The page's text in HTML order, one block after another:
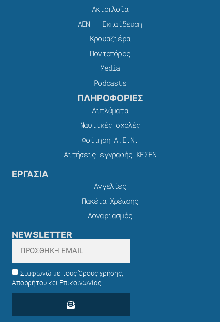
Ακτοπλοϊα
ΑΕΝ – Εκπαίδευση
Κρουαζιέρα
Ποντοπόρος
Media
Podcasts
ΠΛΗΡΟΦΟΡΙΕΣ
Διπλώματα
Ναυτικές σχολές
Φοίτηση Α.Ε.Ν.
Αιτήσεις εγγραφής ΚΕΣΕΝ
ΕΡΓΑΣΙΑ
Αγγελίες
Πακέτα Χρέωσης​
Λογαριασμός
NEWSLETTER
Συμφωνώ με τους Όρους χρήσης,
Απορρήτου και Επικοινωνίας